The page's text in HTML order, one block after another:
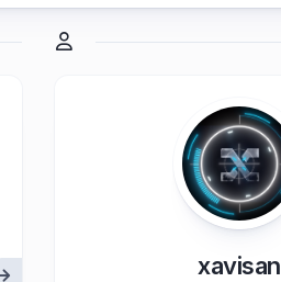
xavisan